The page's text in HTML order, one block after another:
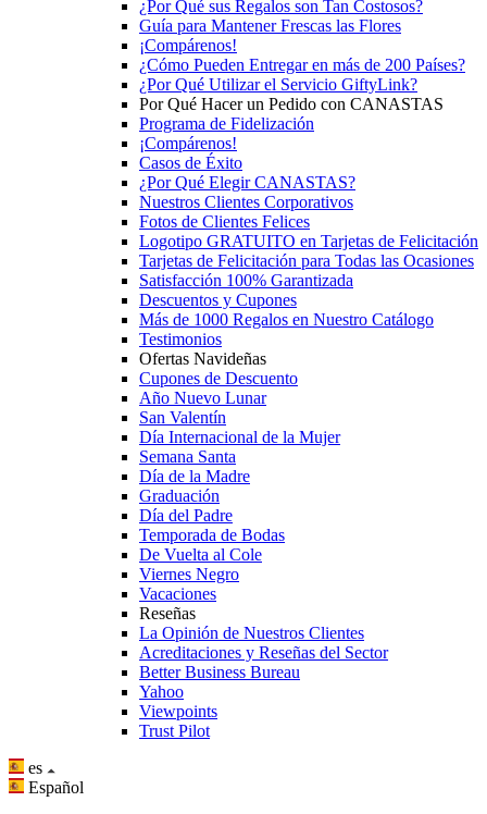
¿Por Qué sus Regalos son Tan Costosos?
Guía para Mantener Frescas las Flores
¡Compárenos!
¿Cómo Pueden Entregar en más de 200 Países?
¿Por Qué Utilizar el Servicio GiftyLink?
Por Qué Hacer un Pedido con CANASTAS
Programa de Fidelización
¡Compárenos!
Casos de Éxito
¿Por Qué Elegir CANASTAS?
Nuestros Clientes Corporativos
Fotos de Clientes Felices
Logotipo GRATUITO en Tarjetas de Felicitación
Tarjetas de Felicitación para Todas las Ocasiones
Satisfacción 100% Garantizada
Descuentos y Cupones
Más de 1000 Regalos en Nuestro Catálogo
Testimonios
Ofertas Navideñas
Cupones de Descuento
Año Nuevo Lunar
San Valentín
Día Internacional de la Mujer
Semana Santa
Día de la Madre
Graduación
Día del Padre
Temporada de Bodas
De Vuelta al Cole
Viernes Negro
Vacaciones
Reseñas
La Opinión de Nuestros Clientes
Acreditaciones y Reseñas del Sector
Better Business Bureau
Yahoo
Viewpoints
Trust Pilot
es
Español